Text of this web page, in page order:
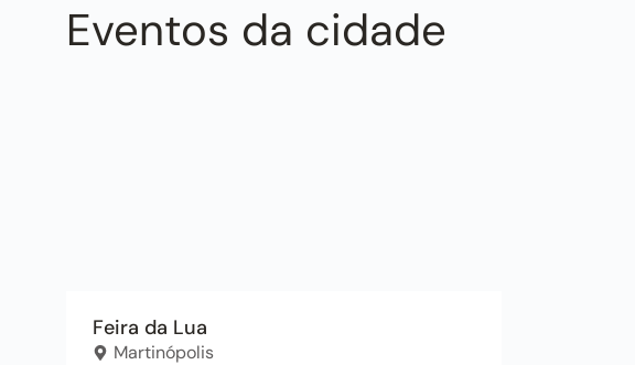
Eventos da cidade
Feira da Lua
Martinópolis